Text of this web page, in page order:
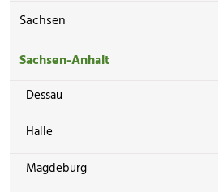
Sachsen
Sachsen-Anhalt
Dessau
Halle
Magdeburg